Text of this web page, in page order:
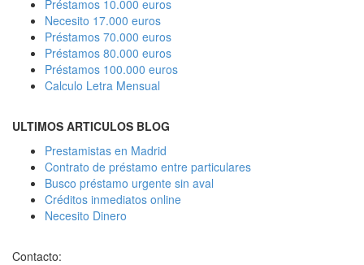
Préstamos 10.000 euros
Necesito 17.000 euros
Préstamos 70.000 euros
Préstamos 80.000 euros
Préstamos 100.000 euros
Calculo Letra Mensual
ULTIMOS ARTICULOS BLOG
Prestamistas en Madrid
Contrato de préstamo entre particulares
Busco préstamo urgente sin aval
Créditos inmediatos online
Necesito Dinero
Contacto: